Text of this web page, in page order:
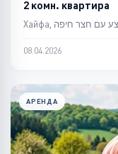
2 комн. квартира
08.04.2026
АРЕНДА